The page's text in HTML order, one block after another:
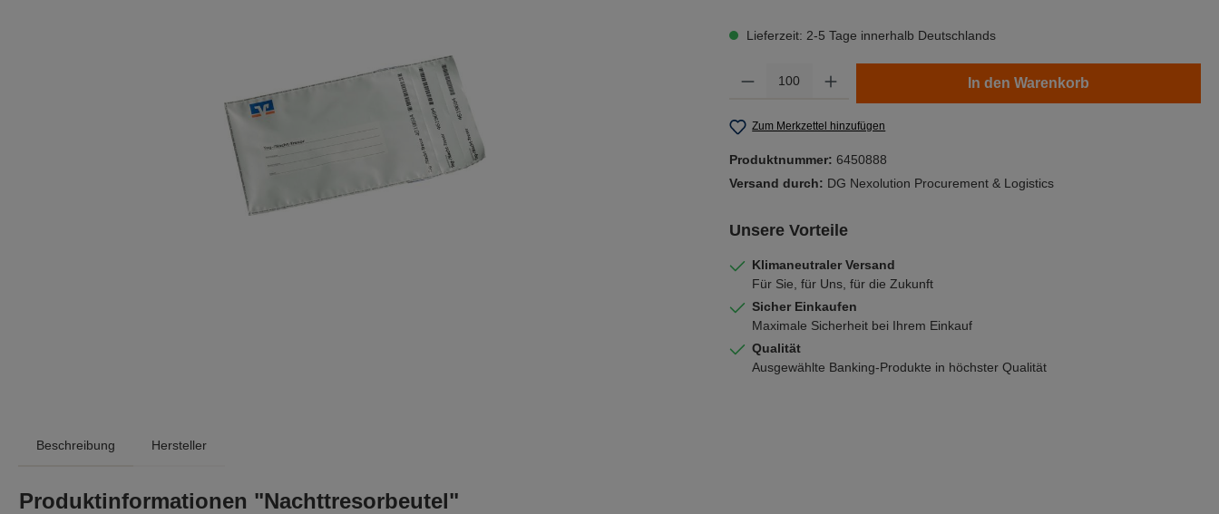
Lieferzeit: 2-5 Tage innerhalb Deutschlands
In den Warenkorb
Zum Merkzettel hinzufügen
Produktnummer: 6450888
Versand durch: DG Nexolution Procurement & Logistics
Unsere Vorteile
Klimaneutraler Versand
Für Sie, für Uns, für die Zukunft
Sicher Einkaufen
Maximale Sicherheit bei Ihrem Einkauf
Qualität
Ausgewählte Banking-Produkte in höchster Qualität
Beschreibung Hersteller
Produktinformationen "Nachttresorbeutel"